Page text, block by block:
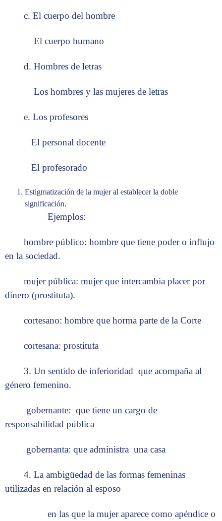
c. El cuerpo del hombre
El cuerpo humano
d. Hombres de letras
Los hombres y las mujeres de letras
e. Los profesores
El personal docente
El profesorado
Estigmatización de la mujer al establecer la doble
significación.
Ejemplos:
hombre público: hombre que tiene poder o influjo
en la sociedad.
mujer pública: mujer que intercambia placer por
dinero (prostituta).
cortesano: hombre que horma parte de la Corte
cortesana: prostituta
3. Un sentido de inferioridad que acompaña al
género femenino.
gobernante: que tiene un cargo de
responsabilidad pública
gobernanta: que administra una casa
4. La ambigüedad de las formas femeninas
utilizadas en relación al esposo
en las que la mujer aparece como apéndice o